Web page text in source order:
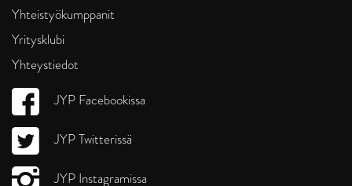
Yhteistyökumppanit
Yritysklubi
Yhteystiedot
JYP Facebookissa
JYP Twitterissä
JYP Instagramissa